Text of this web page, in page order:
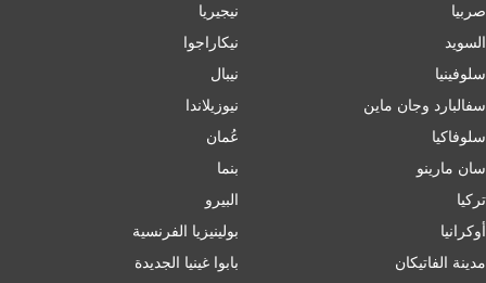
صربيا
السويد
سلوفينيا
سفالبارد وجان ماين
سلوفاكيا
سان مارينو
تركيا
أوكرانيا
مدينة الفاتيكان
نيجيريا
نيكاراجوا
نيبال
نيوزيلاندا
عُمان
بنما
البيرو
بولينيزيا الفرنسية
بابوا غينيا الجديدة